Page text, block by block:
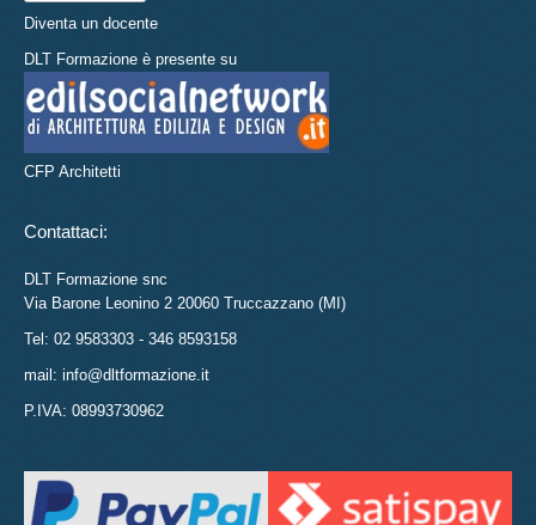
Diventa un docente
DLT Formazione è presente su
CFP Architetti
Contattaci:
DLT Formazione snc
Via Barone Leonino 2 20060 Truccazzano (MI)
Tel: 02 9583303 - 346 8593158
mail: info@dltformazione.it
P.IVA: 08993730962